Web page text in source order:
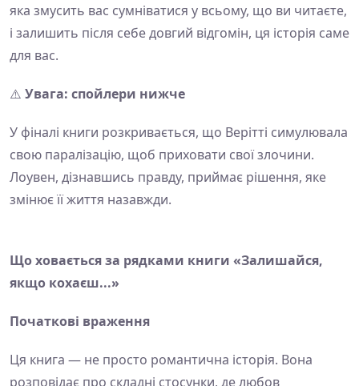
яка змусить вас сумніватися у всьому, що ви читаєте,
і залишить після себе довгий відгомін, ця історія саме
для вас.
⚠️ Увага: спойлери нижче
У фіналі книги розкривається, що Верітті симулювала
свою паралізацію, щоб приховати свої злочини.
Лоувен, дізнавшись правду, приймає рішення, яке
змінює її життя назавжди.
Що ховається за рядками книги «Залишайся,
якщо кохаєш...»
Початкові враження
Ця книга — не просто романтична історія. Вона
розповідає про складні стосунки, де любов